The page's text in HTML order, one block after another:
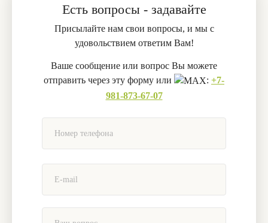
Есть вопросы - задавайте
Присылайте нам свои вопросы, и мы с
удовольствием ответим Вам!
Ваше сообщение или вопрос Вы можете
отправить через эту форму или
: +7-
981-873-67-07